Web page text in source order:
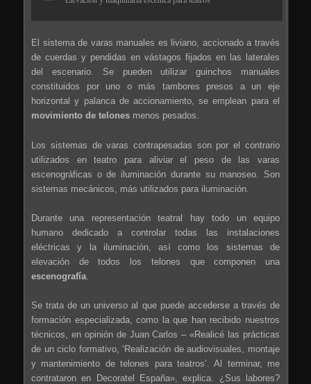
El sistema de varas manuales es liviano, accionado a través
de cuerdas y pendidas en vástagos fijados en las laterales
del escenario. Se pueden utilizar guinchos manuales
constituidos por uno o más tambores presos a un eje
horizontal y palanca de accionamiento, se emplean para el
movimiento de telones menos pesados.
Los sistemas de varas contrapesadas son por el contrario
utilizados en teatro para aliviar el peso de las varas
escenográficas o de iluminación durante su manoseo. Son
sistemas mecánicos, más utilizados para iluminación.
Durante una representación teatral hay todo un equipo
humano dedicado a controlar todas las instalaciones
eléctricas y la iluminación, así como los sistemas de
elevación de todos los telones que componen una
escenografía
Se trata de un universo al que puede accederse a través de
formación especializada, como la que han recibido nuestros
técnicos, en opinión de Juan Carlos – «Realicé las prácticas
de un ciclo formativo, ‘Realización de audiovisuales, montaje
y mantenimiento de telones para teatros’. Al terminar, me
contrataron en Decoratel España», explica. ¿Sus labores?